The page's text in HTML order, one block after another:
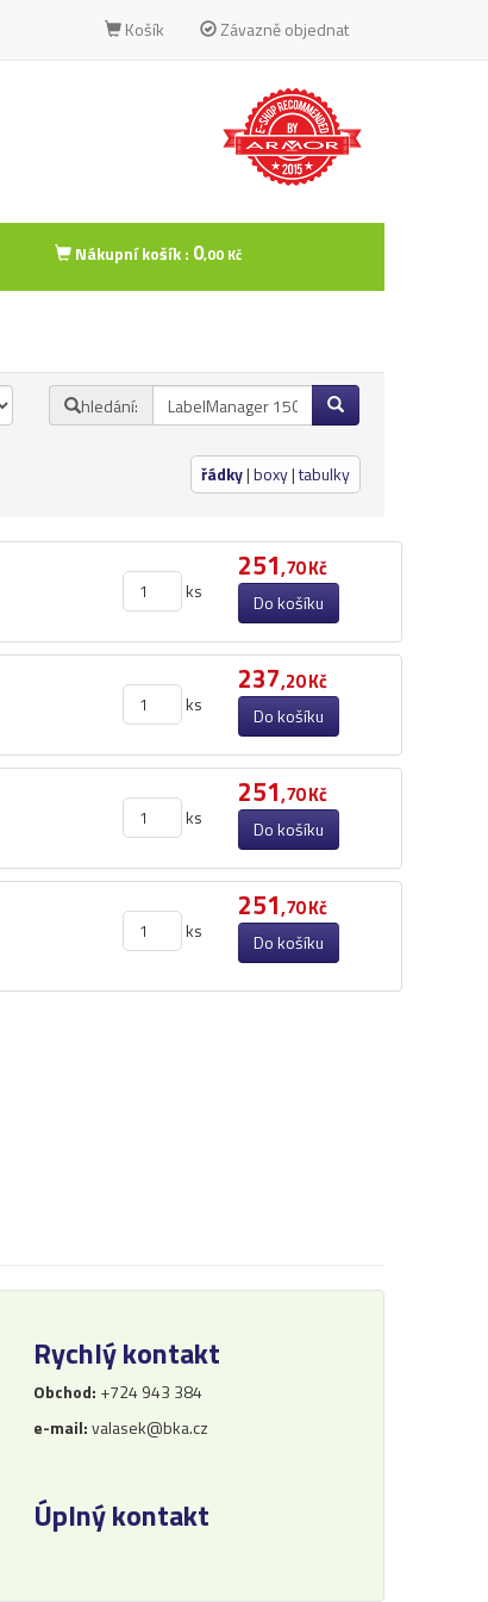
Košík Závazně objednat
Nákupní košík : 0,00 Kč
hledání:
řádky|boxy|tabulky
ks
251,70 Kč
Do košíku
ks
237,20 Kč
Do košíku
ks
251,70 Kč
Do košíku
ks
251,70 Kč
Do košíku
Rychlý kontakt
Obchod: +724 943 384
e-mail:valasek@bka.cz
Úplný kontakt